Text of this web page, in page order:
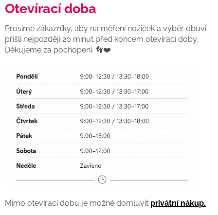
Otevírací doba
Prosíme zákazníky, aby na měření nožiček a výběr obuvi
přišli nejpozději 20 minut před koncem otevírací doby.
Děkujeme za pochopení. 👣❤️
Mimo otevírací dobu je možné domluvit privátní nákup.